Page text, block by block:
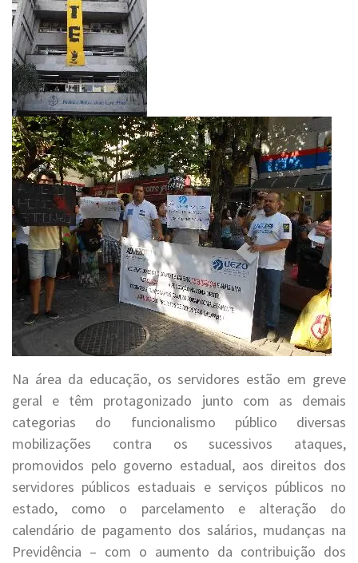
Na área da educação, os servidores estão em greve
geral e têm protagonizado junto com as demais
categorias do funcionalismo público diversas
mobilizações contra os sucessivos ataques,
promovidos pelo governo estadual, aos direitos dos
servidores públicos estaduais e serviços públicos no
estado, como o parcelamento e alteração do
calendário de pagamento dos salários, mudanças na
Previdência – com o aumento da contribuição dos